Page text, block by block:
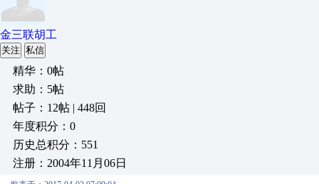
金三联胡工
关注 私信
精华：0帖
求助：5帖
帖子：12帖 | 448回
年度积分：0
历史总积分：551
注册：2004年11月06日